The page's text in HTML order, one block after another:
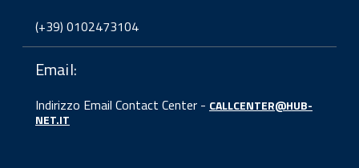
(+39) 0102473104
Email:
Indirizzo Email Contact Center - CALLCENTER@HUB-
NET.IT